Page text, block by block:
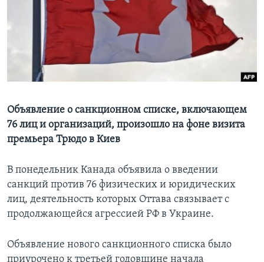
СОЦИАЛЬНЫЕ СЕТИ
Языки
Объявление о санкционном списке, включающем
76 лиц и организаций, произошло на фоне визита
премьера Трюдо в Киев
В понедельник Канада объявила о введении
санкций против 76 физических и юридических
лиц, деятельность которых Оттава связывает с
продолжающейся агрессией РФ в Украине.
Объявление нового санкционного списка было
приурочено к третьей годовщине начала